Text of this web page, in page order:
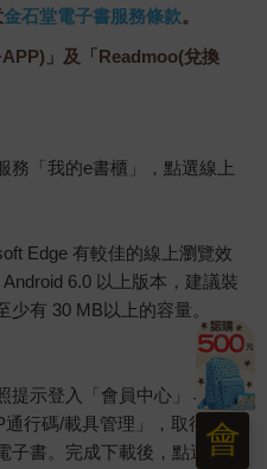
金石堂電子書服務條款。
」及「Readmoo(兌換
「我的e書櫃」，點選線上
Edge 有較佳的線上瀏覽效
6.0 以上版本，建議裝
有 30 MB以上的容量。
提示登入「會員中心」→「我
行碼/載具管理」，取得通行
書。完成下載後，點選任一
會